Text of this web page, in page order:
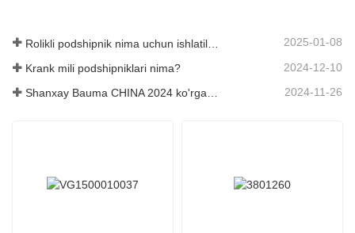
2025-01-08
Krank mili podshipniklari nima? 2024-12-10
Shanxay Bauma CHINA 2024 ko'rgazmasi 2024-11-26